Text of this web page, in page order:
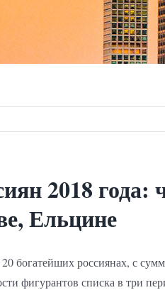
2018
Ельцине
богатейших россиянах, с
фигурантов списка в три